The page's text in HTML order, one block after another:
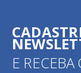
E RECEBA